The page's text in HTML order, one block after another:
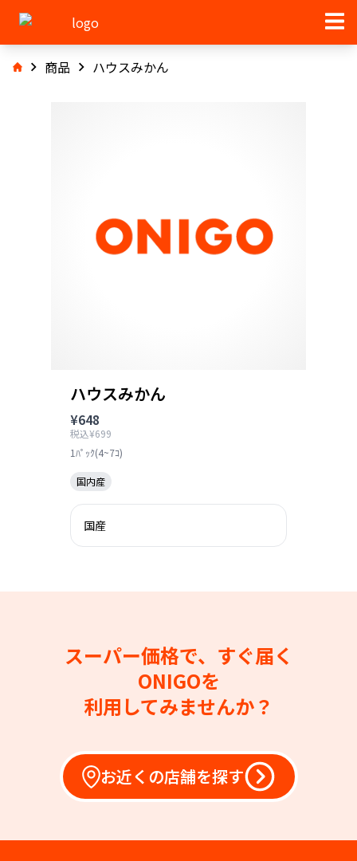
商品 ハウスみかん
ハウスみかん
¥648
税込¥699
1ﾊﾟｯｸ(4~7ｺ)
国内産
国産
スーパー価格で、すぐ届く
ONIGOを
利用してみませんか？
お近くの店舗を探す